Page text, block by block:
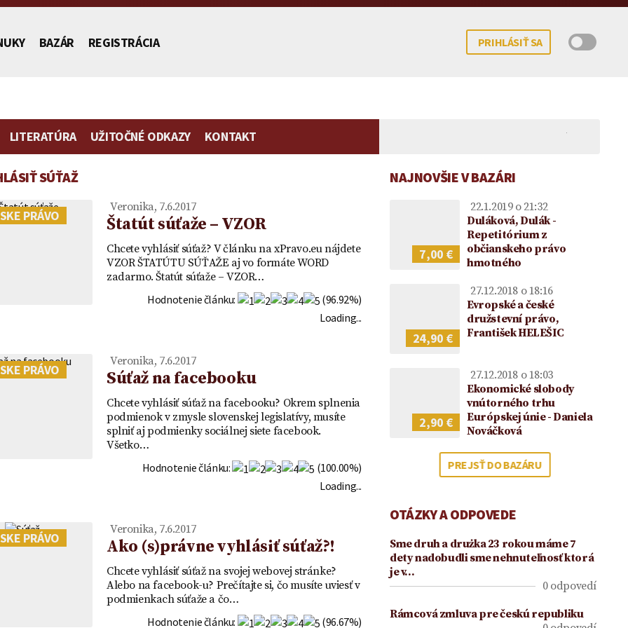
BAZÁR REGISTRÁCIA PRIHLÁSIŤ SA
Poplatok | Návrh na vklad |
Ako ušetriť na poplatku za
návrh na vklad
Vydedenie potomka – kedy
je to právne možné?
Koncesionárske poplatky |
Úhrady za služby verejnosti
poskytované RTVS | Novela
Zmluva o zriadení
predkupného práva ako
vecného práva a návrh na
Vzor plnomocenstva na
zastupovanie vo vzťahu k
účtu v banke
Darovanie peňazí |
Darovacia zmluva VZOR
LITERATÚRA UŽITOČNÉ ODKAZY KONTAKT
SÚŤAŽ
PRÁVO
Veronika, 7.6.2017
Štatút súťaže – VZOR
Chcete vyhlásiť súťaž? V článku na xPravo.eu nájdete
VZOR ŠTATÚTU SÚŤAŽE aj vo formáte WORD
zadarmo. Štatút súťaže – VZOR…
Hodnotenie článku:
(96.92%)
Loading...
PRÁVO
Veronika, 7.6.2017
Súťaž na facebooku
Chcete vyhlásiť súťaž na facebooku? Okrem splnenia
podmienok v zmysle slovenskej legislatívy, musíte
splniť aj podmienky sociálnej siete facebook.
Všetko…
Hodnotenie článku:
(100.00%)
Loading...
PRÁVO
Veronika, 7.6.2017
Ako (s)právne vyhlásiť súťaž?!
Chcete vyhlásiť súťaž na svojej webovej stránke?
Alebo na facebook-u? Prečítajte si, čo musíte uviesť v
podmienkach súťaže a čo…
Hodnotenie článku:
(96.67%)
NAJNOVŠIE V BAZÁRI
7,00 €
22.1.2019 o 21:32
Duláková, Dulák -
Repetitórium z
občianskeho právo
hmotného
24,90 €
27.12.2018 o 18:16
Evropské a české
družstevní právo,
František HELEŠIC
2,90 €
27.12.2018 o 18:03
Ekonomické slobody
vnútorného trhu
Európskej únie - Daniela
Nováčková
PREJSŤ DO BAZÁRU
OTÁZKY A ODPOVEDE
Sme druh a drużka 23 rokou máme 7
dety nadobudli sme nehnuteľnosť ktorá
je v…
0 odpovedí
Rámcová zmluva pre českú republiku